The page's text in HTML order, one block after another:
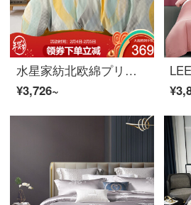
水星家紡北欧綿プリントベッドに純綿布団カバーシーツ枕カバー寝具ダブル布団セット1.8メートル（適応220*240芯）
¥3,726~